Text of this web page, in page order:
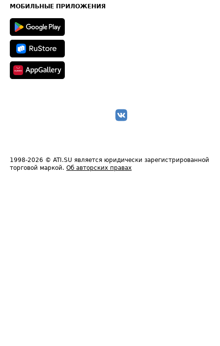
Техническая информация
МОБИЛЬНЫЕ ПРИЛОЖЕНИЯ
1998-2026 © ATI.SU является юридически зарегистрированной
торговой маркой. Об авторских правах